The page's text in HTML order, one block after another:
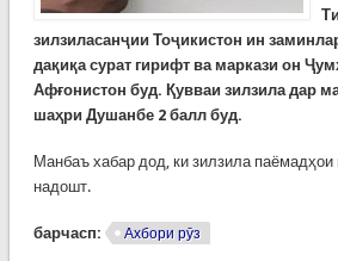
зилзиласанҷии Тоҷикистон ин
дақиқа сурат гирифт ва маркази он
Афғонистон буд. Қувваи зилзила дар
шаҳри Душанбе 2 балл буд.
Манбаъ хабар дод, ки зилзила
надошт.
барчасп: Ахбори рӯз